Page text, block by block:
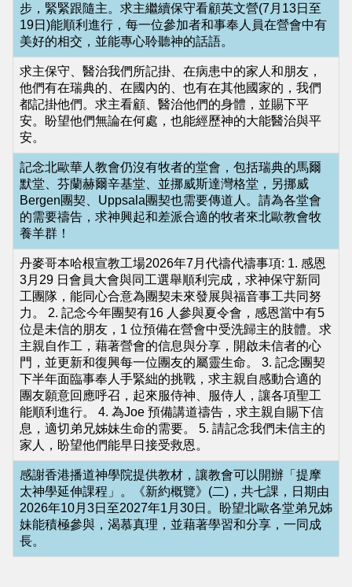
會
主
頁
NCCC
Mainpage
北
歐
華
人
基
督
教
會
维
基
百
科
NCCC
Wikipedia
Common
NCCC
步，緊緊跟隨主。求主繼續保守看顧英文營(7月13日至
19日)能順利進行，每一位參加者和事奉人員在營會中有
美好的相交，並能專心聆聽神的話語。
求主保守、醫治我們所記掛、在病患中的家人和朋友，
他們有在瑞典的、在國內的、也有在其他國家的，我們
都記掛他們。求主看顧、醫治他們的身體，並賜下平
安。盼望他們無論在何處，也能經歷神的大能醫治與平
安。
記念北歐華人教會仍沒有牧者的堂會，包括瑞典的馬爾
默堂、芬蘭赫爾辛基堂、並挪威斯達灣格堂，另挪威
Bergen團契、Uppsala團契也需要傳道人。請為各堂會
的需要禱告，求神興起和差派合適的牧者來北歐教會牧
養羊群！
丹麥哥本哈根宣教工場2026年7月代禱代禱事項: 1. 感恩
3月29 日會員大會與同工選舉順利完成，求神保守新同
工團隊，能同心合意為團契未來發展與福音事工共同努
力。 2. 記念今年團契有16 人參與夏令會，感恩當中有5
位是未信的朋友，1 位預備在營會中受洗歸主的肢體。求
主親自作工，藉著營會的信息與分享，開啟未信者的心
門，並更新和復興每一位團友的屬靈生命。 3. 記念團契
下半年面臨事奉人手緊絀的挑戰，求主親自感動合適的
團友願意回應呼召，起來服侍神、服侍人，讓各項聖工
能順利進行。 4. 為Joe 預備講道禱告，求主親自賜下信
息，適切弟兄姊妹生命的需要。 5. 請記念我們未信主的
家人，盼望他們能早日接受救恩。
感謝香港播道神學院提供教材，讓教會可以開辦「提摩
太神學延伸課程」。《新約概覽》(二)，共七課，日期由
2026年10月3日至2027年1月30日。盼望北歐各堂弟兄姊
妹能積極參與，渴慕真理，並藉著學習和分享，一同成
長。